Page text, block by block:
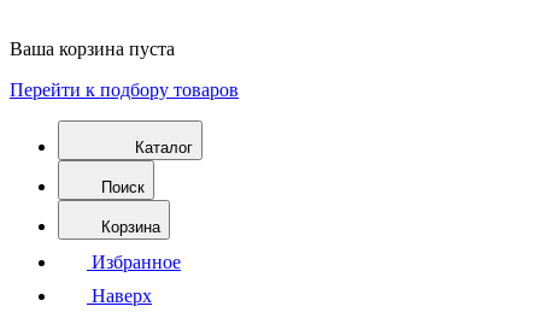
Ваша корзина пуста
Перейти к подбору товаров
Каталог
Поиск
Корзина
Избранное
Наверх